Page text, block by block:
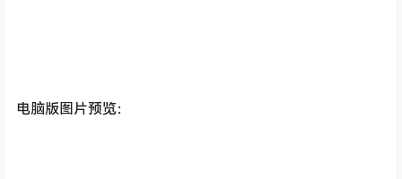
电脑版图片预览：